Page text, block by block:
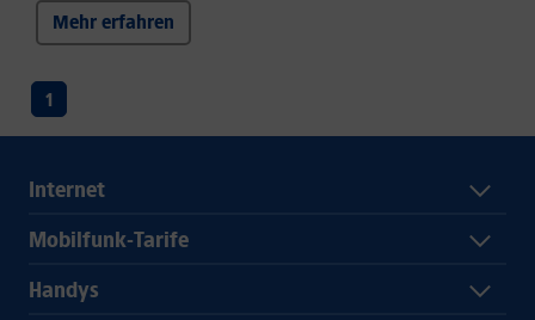
Mehr erfahren
1
Internet
Mobilfunk-Tarife
Handys